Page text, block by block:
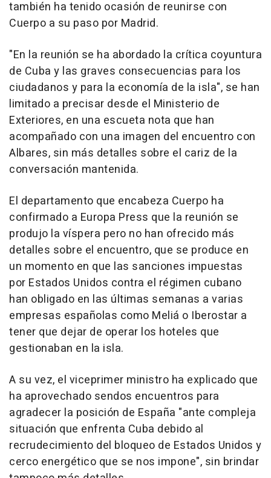
también ha tenido ocasión de reunirse con
Cuerpo a su paso por Madrid.
"En la reunión se ha abordado la crítica coyuntura
de Cuba y las graves consecuencias para los
ciudadanos y para la economía de la isla", se han
limitado a precisar desde el Ministerio de
Exteriores, en una escueta nota que han
acompañado con una imagen del encuentro con
Albares, sin más detalles sobre el cariz de la
conversación mantenida.
El departamento que encabeza Cuerpo ha
confirmado a Europa Press que la reunión se
produjo la víspera pero no han ofrecido más
detalles sobre el encuentro, que se produce en
un momento en que las sanciones impuestas
por Estados Unidos contra el régimen cubano
han obligado en las últimas semanas a varias
empresas españolas como Meliá o Iberostar a
tener que dejar de operar los hoteles que
gestionaban en la isla.
A su vez, el viceprimer ministro ha explicado que
ha aprovechado sendos encuentros para
agradecer la posición de España "ante compleja
situación que enfrenta Cuba debido al
recrudecimiento del bloqueo de Estados Unidos y
cerco energético que se nos impone", sin brindar